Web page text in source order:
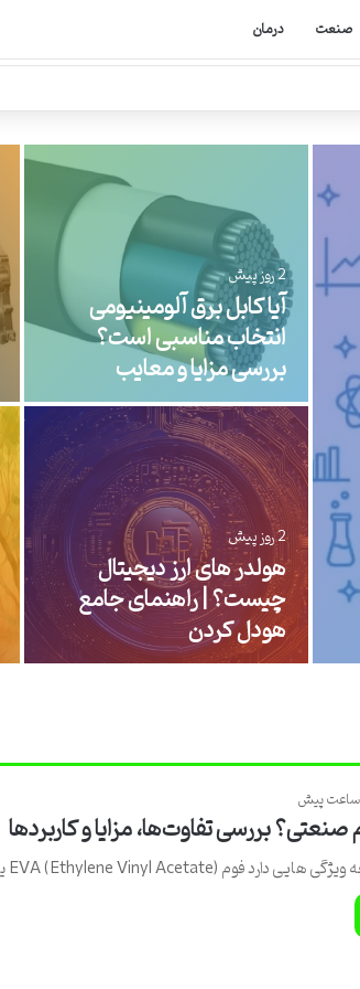
صنعت درمان
19 ساعت پیش
فوم EVA یا فوم صنعتی؟
بررسی تفاوت‌ها، مزایا و
کاربردها
24 ساعت پیش
دوربین مداربسته و نقش آن
در مدیریت بهتر کسب‌ و
کارها